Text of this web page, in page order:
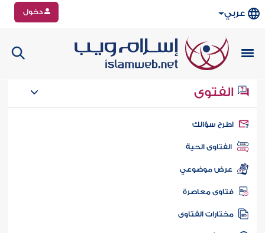
عربي دخول
الفتوى
سؤالك
الفتاوى الحية
عرض موضوعي
فتاوى معاصرة